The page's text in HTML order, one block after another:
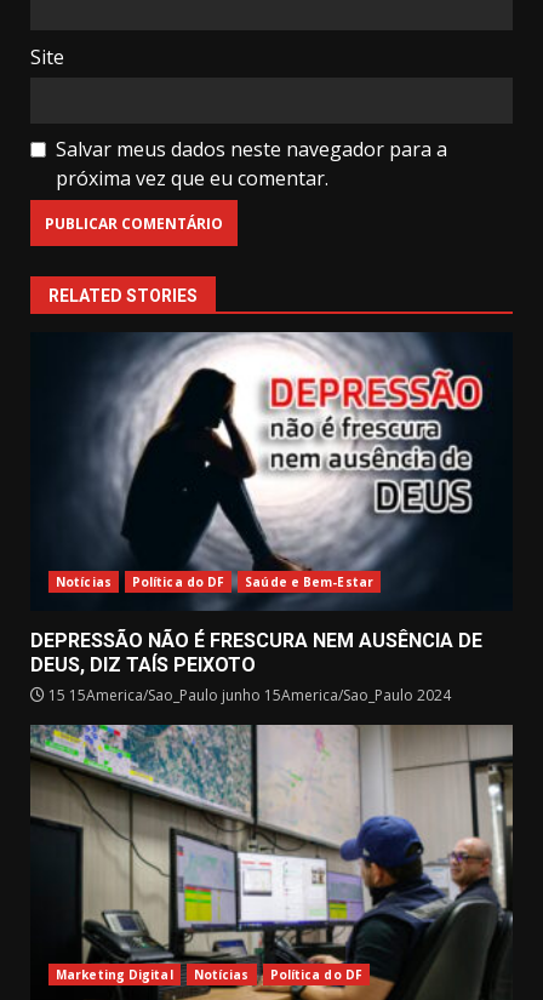
Site
Salvar meus dados neste navegador para a
próxima vez que eu comentar.
RELATED STORIES
Notícias Política do DF Saúde e Bem-Estar
DEPRESSÃO NÃO É FRESCURA NEM AUSÊNCIA DE
DEUS, DIZ TAÍS PEIXOTO
15 15America/Sao_Paulo junho 15America/Sao_Paulo 2024
Marketing Digital Notícias Política do DF